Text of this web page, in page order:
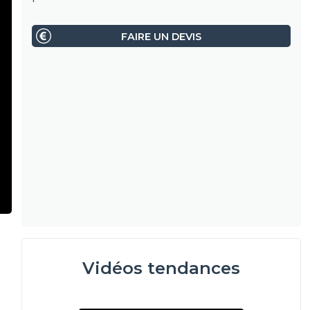
FAIRE UN DEVIS
Vidéos tendances